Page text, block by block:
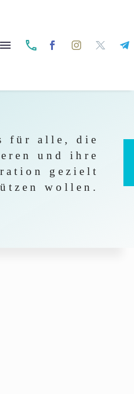


für alle, die
und ihre
gezielt
wollen.